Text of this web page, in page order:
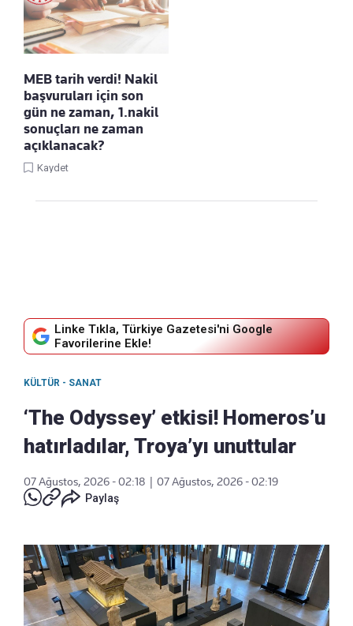
MEB tarih verdi! Nakil
başvuruları için son
gün ne zaman, 1.nakil
sonuçları ne zaman
açıklanacak?
Kaydet
Linke Tıkla, Türkiye Gazetesi'ni Google
Favorilerine Ekle!
KÜLTÜR - SANAT
‘The Odyssey’ etkisi! Homeros’u
hatırladılar, Troya’yı unuttular
07 Ağustos, 2026 - 02:18
07 Ağustos, 2026 - 02:19
Paylaş